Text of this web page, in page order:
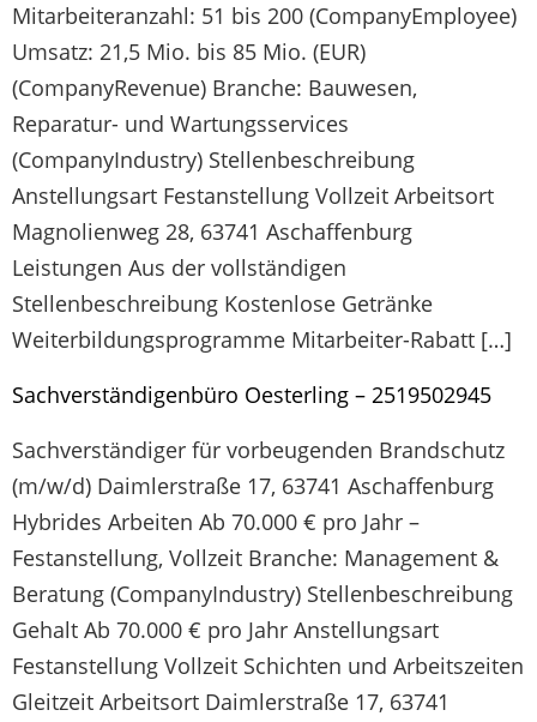
Mitarbeiteranzahl: 51 bis 200 (CompanyEmployee)
Umsatz: 21,5 Mio. bis 85 Mio. (EUR)
(CompanyRevenue) Branche: Bauwesen,
Reparatur- und Wartungsservices
(CompanyIndustry) Stellenbeschreibung
Anstellungsart Festanstellung Vollzeit Arbeitsort
Magnolienweg 28, 63741 Aschaffenburg
Leistungen Aus der vollständigen
Stellenbeschreibung Kostenlose Getränke
Weiterbildungsprogramme Mitarbeiter-Rabatt […]
Sachverständigenbüro Oesterling – 2519502945
Sachverständiger für vorbeugenden Brandschutz
(m/w/d) Daimlerstraße 17, 63741 Aschaffenburg
Hybrides Arbeiten Ab 70.000 € pro Jahr –
Festanstellung, Vollzeit Branche: Management &
Beratung (CompanyIndustry) Stellenbeschreibung
Gehalt Ab 70.000 € pro Jahr Anstellungsart
Festanstellung Vollzeit Schichten und Arbeitszeiten
Gleitzeit Arbeitsort Daimlerstraße 17, 63741